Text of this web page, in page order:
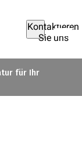
Kontaktieren
Sie uns
für Ihr